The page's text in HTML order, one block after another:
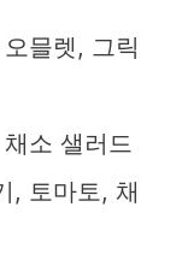
믈렛, 그릭
소 샐러드
, 토마토, 채